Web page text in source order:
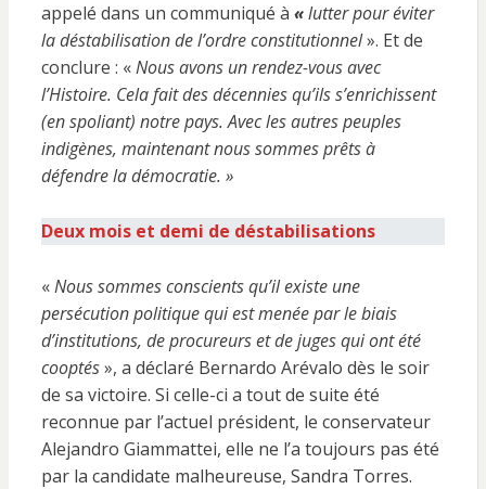
appelé dans un communiqué à «lutter pour éviter
la déstabilisation de l’ordre constitutionnel». Et de
conclure : «Nous avons un rendez-vous avec
l’Histoire. Cela fait des décennies qu’ils s’enrichissent
(en spoliant) notre pays. Avec les autres peuples
indigènes, maintenant nous sommes prêts à
défendre la démocratie. »
Deux mois et demi de déstabilisations
«Nous sommes conscients qu’il existe une
persécution politique qui est menée par le biais
d’institutions, de procureurs et de juges qui ont été
cooptés», a déclaré Bernardo Arévalo dès le soir
de sa victoire. Si celle-ci a tout de suite été
reconnue par l’actuel président, le conservateur
Alejandro Giammattei, elle ne l’a toujours pas été
par la candidate malheureuse, Sandra Torres.